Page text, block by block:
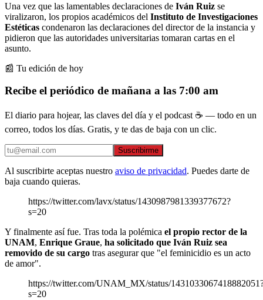
Una vez que las lamentables declaraciones de Iván Ruiz se
viralizaron, los propios académicos del Instituto de Investigaciones
Estéticas condenaron las declaraciones del director de la instancia y
pidieron que las autoridades universitarias tomaran cartas en el
asunto.
📰 Tu edición de hoy
Recibe el periódico de mañana a las 7:00 am
El diario para hojear, las claves del día y el podcast ☕ — todo en un
correo, todos los días. Gratis, y te das de baja con un clic.
Suscribirme
Al suscribirte aceptas nuestro aviso de privacidad. Puedes darte de
baja cuando quieras.
https://twitter.com/lavx/status/1430987981339377672?
s=20
Y finalmente así fue. Tras toda la polémica el propio rector de la
UNAM, Enrique Graue, ha solicitado que Iván Ruiz sea
removido de su cargo tras asegurar que "el feminicidio es un acto
de amor".
https://twitter.com/UNAM_MX/status/
s=20